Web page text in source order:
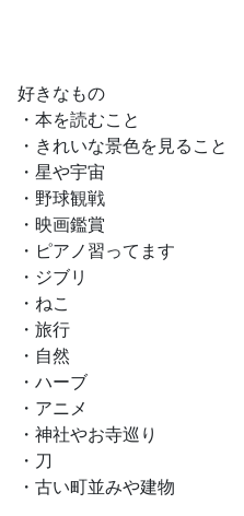
好きなもの
・本を読むこと
・きれいな景色を見ること
・星や宇宙
・野球観戦
・映画鑑賞
・ピアノ習ってます
・ジブリ
・ねこ
・旅行
・自然
・ハーブ
・アニメ
・神社やお寺巡り
・刀
・古い町並みや建物